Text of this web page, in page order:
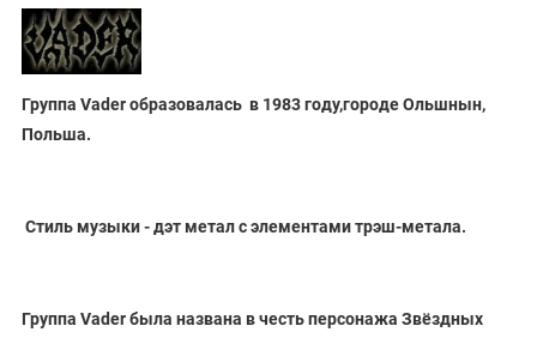
Группа Vader образовалась в 1983 году,городе Ольшнын,
Польша.
Стиль музыки - дэт металс элементами трэш-метала.
Группа Vader была названа в честь персонажа Звёздных